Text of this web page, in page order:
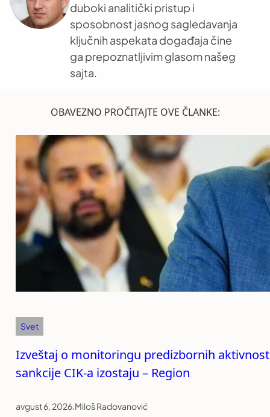
duboki analitički pristup i
sposobnost jasnog sagledavanja
ključnih aspekata događaja čine
ga prepoznatljivim glasom našeg
sajta.
OBAVEZNO PROČITAJTE OVE ČLANKE:
Svet
Izveštaj o monitoringu predizbornih
sankcije CIK-a izostaju – Region
avgust 6, 2026.Miloš Radovanović